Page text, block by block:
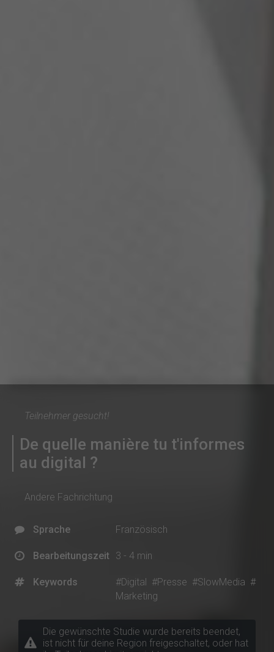
Teilnehmer gesucht!
De quelle manière tu t'informes
au digital ?
Andere Fachrichtung
Sprache Französisch
Bearbeitungszeit 3 - 4 min
Keywords #Digital #Presse #SlowMedia #
Marketing
Die gewünschte Studie wurde bereits beendet,
ist nicht für deine Region freigeschaltet, oder hat